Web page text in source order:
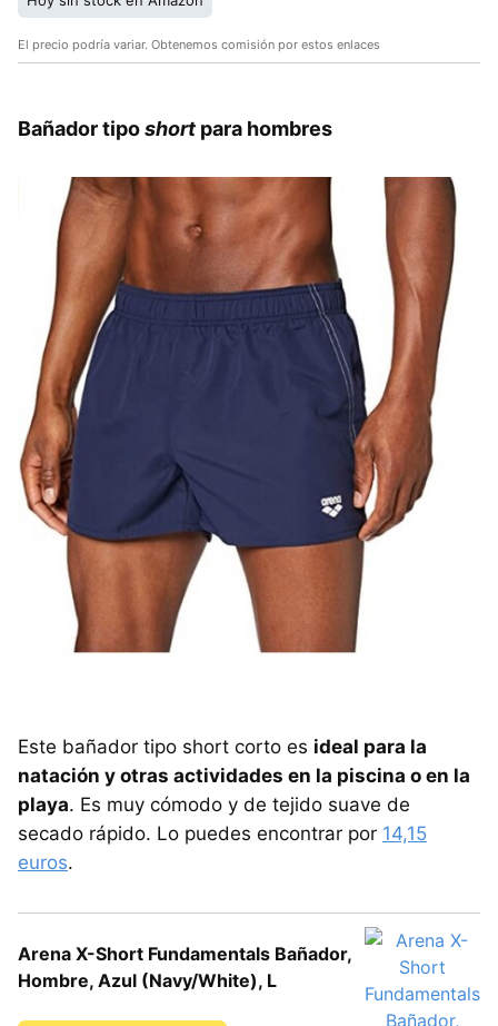
El precio podría variar. Obtenemos comisión por estos enlaces
Bañador tiposhort para hombres
Este bañador tipo short corto es ideal para la
natación y otras actividades en la piscina o en la
playa. Es muy cómodo y de tejido suave de
secado rápido. Lo puedes encontrar por 14,15
euros.
Arena X-Short Fundamentals Bañador,
Hombre, Azul (Navy/White), L